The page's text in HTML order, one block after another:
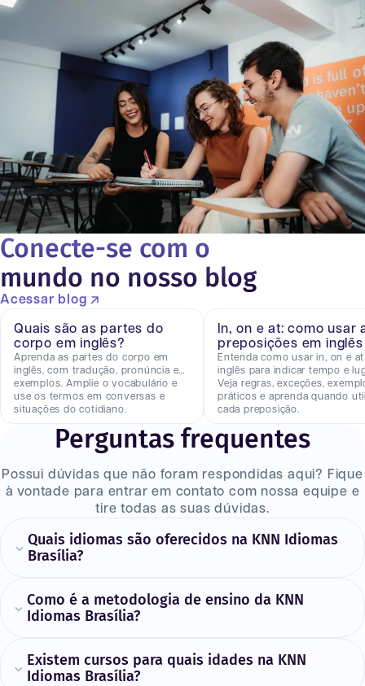
Conecte-se com o
mundo no nosso blog
Acessar blog
Quais são as partes do
corpo em inglês?
Aprenda as partes do corpo em
inglês, com tradução, pronúncia e
exemplos. Amplie o vocabulário e
use os termos em conversas e
situações do cotidiano.
In, on e at: como usar
preposições em inglês
Entenda como usar in, on e
inglês para indicar tempo e
Veja regras, exceções,
práticos e aprenda quando
cada preposição.
Perguntas frequentes
Possui dúvidas que não foram respondidas aqui? Fique
à vontade para entrar em contato com nossa equipe e
tire todas as suas dúvidas.
Quais idiomas são oferecidos na KNN Idiomas
Brasília?
Como é a metodologia de ensino da KNN
Idiomas Brasília?
Existem cursos para quais idades na KNN
Idiomas Brasília?